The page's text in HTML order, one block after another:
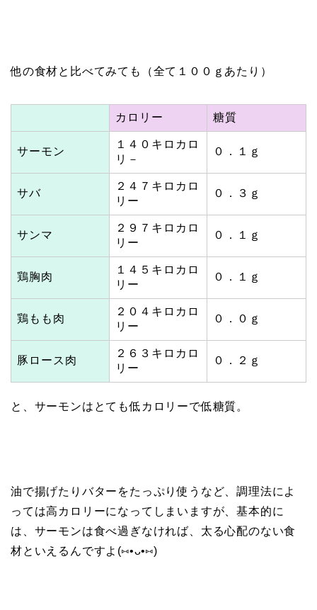
他の食材と比べてみても（全て１００ｇあたり）
カロリー 糖質
サーモン
１４０キロカロ
リ－
０．１ｇ
サバ
２４７キロカロ
リー
０．３ｇ
サンマ
２９７キロカロ
リー
０．１ｇ
鶏胸肉
１４５キロカロ
リー
０．１ｇ
鶏もも肉
２０４キロカロ
リー
０．０ｇ
豚ロース肉
２６３キロカロ
リー
０．２ｇ
と、サーモンはとても低カロリーで低糖質。
油で揚げたりバターをたっぷり使うなど、調理法によ
っては高カロリーになってしまいますが、基本的に
は、サーモンは食べ過ぎなければ、太る心配のない食
材といえるんですよ(⑅•ᴗ•⑅)